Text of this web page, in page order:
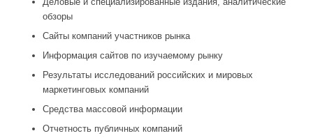
обзоры
Сайты компаний участников рынка
Информация сайтов по изучаемому рынку
Результаты исследований российских и мировых
маркетинговых компаний
Средства массовой информации
Отчетность публичных компаний